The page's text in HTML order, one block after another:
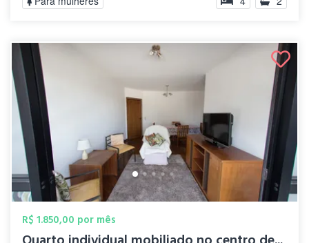
R$ 1.850,00 por mês